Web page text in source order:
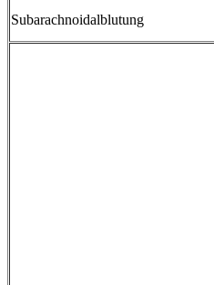
Subarachnoidalblutung